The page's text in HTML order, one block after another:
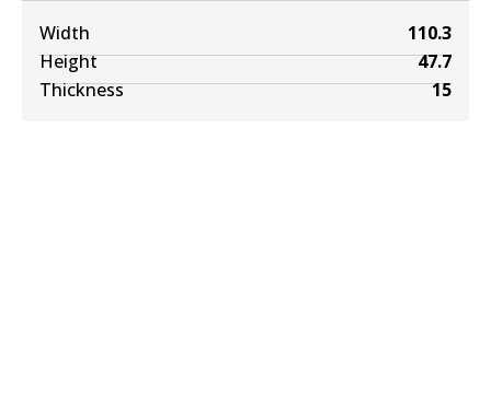
Width
110.3
Height
47.7
Thickness
15